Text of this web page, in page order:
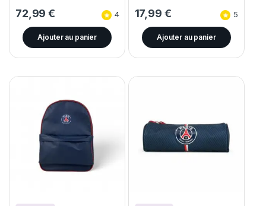
72,99€ 4
Ajouter au panier
17,99 € 5
Ajouter au panier